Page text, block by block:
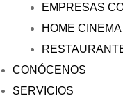
EMPRESAS
HOME
CONÓCENOS
SERVICIOS